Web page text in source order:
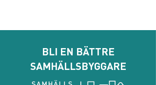
BLI EN BÄTTRE
SAMHÄLLSBYGGARE